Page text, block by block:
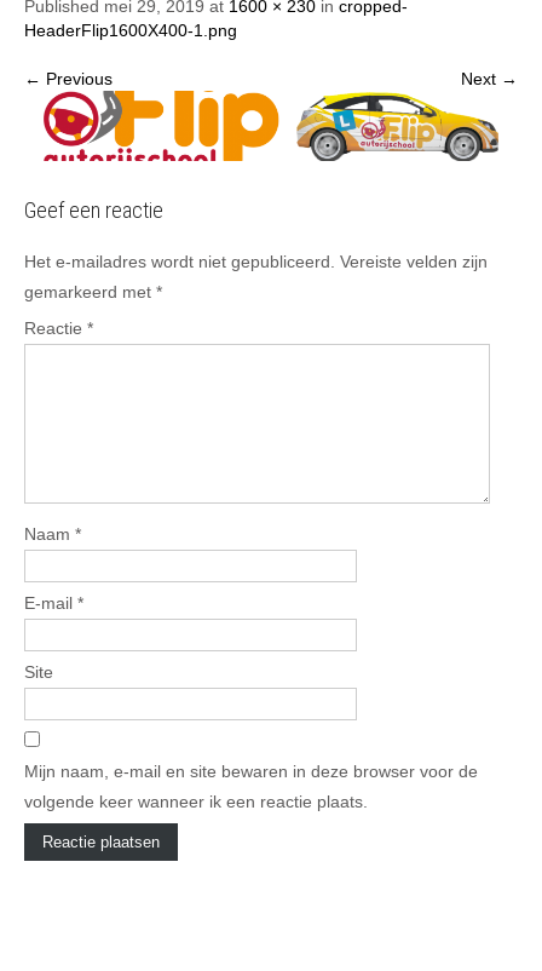
Published mei 29, 2019 at 1600 × 230 in cropped-
HeaderFlip1600X400-1.png
← Previous Next →
Geef een reactie
Het e-mailadres wordt niet gepubliceerd. Vereiste velden zijn
gemarkeerd met *
Reactie *
Naam *
E-mail *
Site
Mijn naam, e-mail en site bewaren in deze browser voor de
volgende keer wanneer ik een reactie plaats.